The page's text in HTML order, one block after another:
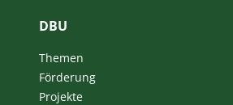
DBU
Themen
Förderung
Projekte